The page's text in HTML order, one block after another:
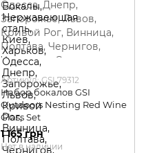
Артикул: GSI 79312
Набор бокалов GSI
Outdoors Nesting Red Wine
Glass Set
1 165 грн
Нет в наличии